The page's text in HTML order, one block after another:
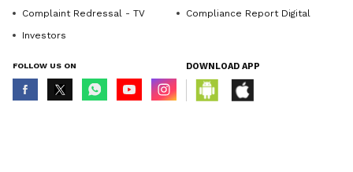
Complaint Redressal - TV
Compliance Report Digital
Investors
FOLLOW US ON DOWNLOAD APP